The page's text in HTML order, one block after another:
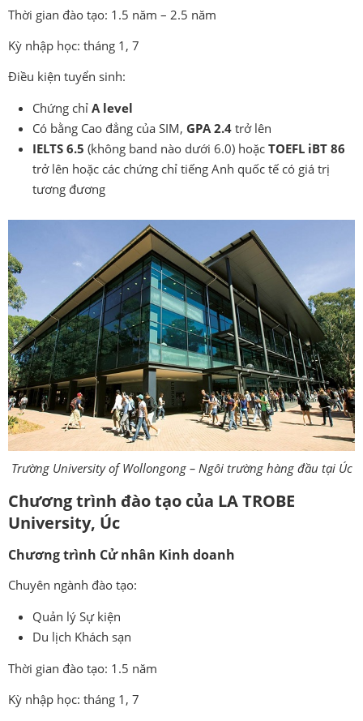
Thời gian đào tạo: 1.5 năm – 2.5 năm
Kỳ nhập học: tháng 1, 7
Điều kiện tuyển sinh:
Chứng chỉ A level
Có bằng Cao đẳng của SIM, GPA 2.4 trở lên
IELTS 6.5 (không band nào dưới 6.0) hoặc TOEFL iBT 86
trở lên hoặc các chứng chỉ tiếng Anh quốc tế có giá trị
tương đương
Trường University of Wollongong – Ngôi trường hàng đầu tại Úc
Chương trình đào tạo của LA TROBE
University, Úc
Chương trình Cử nhân Kinh doanh
Chuyên ngành đào tạo:
Quản lý Sự kiện
Du lịch Khách sạn
Thời gian đào tạo: 1.5 năm
Kỳ nhập học: tháng 1, 7